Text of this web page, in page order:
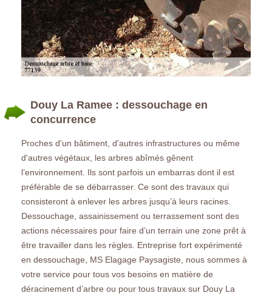
Douy La Ramee : dessouchage en
concurrence
Proches d'un bâtiment, d'autres infrastructures ou même
d'autres végétaux, les arbres abîmés gênent
l’environnement. Ils sont parfois un embarras dont il est
préférable de se débarrasser. Ce sont des travaux qui
consisteront à enlever les arbres jusqu’à leurs racines.
Dessouchage, assainissement ou terrassement sont des
actions nécessaires pour faire d’un terrain une zone prêt à
être travailler dans les règles. Entreprise fort expérimenté
en dessouchage, MS Elagage Paysagiste, nous sommes à
votre service pour tous vos besoins en matière de
déracinement d’arbre ou pour tous travaux sur Douy La